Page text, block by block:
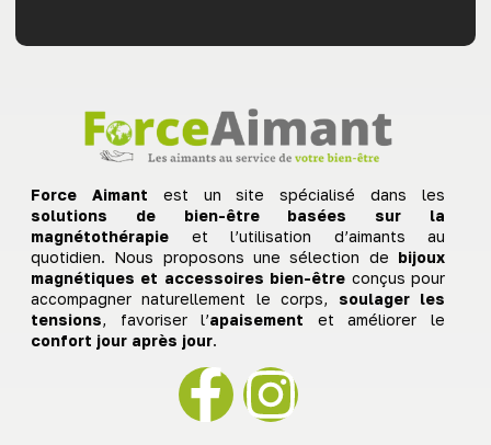
Force Aimant est un site spécialisé dans les
solutions de bien-être basées sur la
magnétothérapie et l’utilisation d’aimants au
quotidien. Nous proposons une sélection de bijoux
magnétiques et accessoires bien-être conçus pour
accompagner naturellement le corps, soulager les
tensions, favoriser l’apaisement et améliorer le
confort jour après jour.